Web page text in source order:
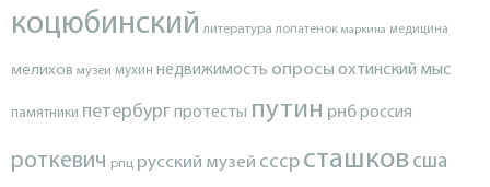
коцюбинский литература лопатенок маркина медицина
мелихов музеи мухин недвижимость опросы охтинский мыс
памятники петербургпротесты путин рнброссия
роткевич рпц русский музей ссср сташков сша